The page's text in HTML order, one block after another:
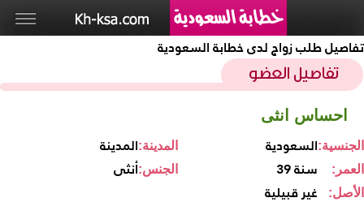
تفاصيل طلب زواج لدى خطابة السعودية
احساس انثى
المدينةالمدينة: السعوديةالجنسية:
أنثىالجنس: 39 سنة العمر:
غير قبيلية الأصل: